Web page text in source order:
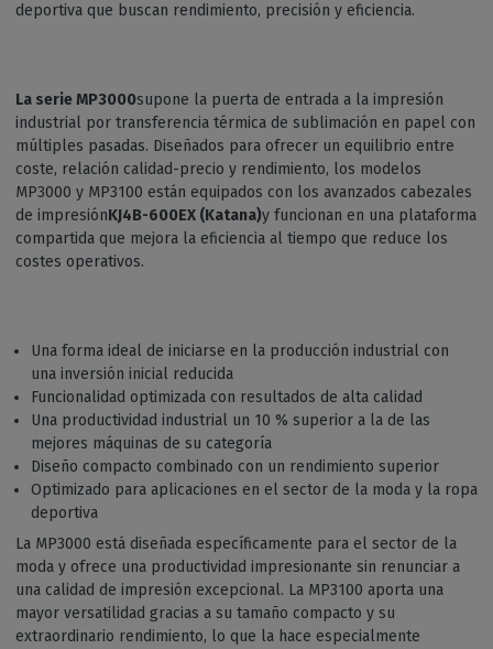
deportiva que buscan rendimiento, precisión y eficiencia.
La serie MP3000supone la puerta de entrada a la impresión
industrial por transferencia térmica de sublimación en papel con
múltiples pasadas. Diseñados para ofrecer un equilibrio entre
coste, relación calidad-precio y rendimiento, los modelos
MP3000 y MP3100 están equipados con los avanzados cabezales
de impresiónKJ4B-600EX (Katana)y funcionan en una plataforma
compartida que mejora la eficiencia al tiempo que reduce los
costes operativos.
Una forma ideal de iniciarse en la producción industrial con
una inversión inicial reducida
Funcionalidad optimizada con resultados de alta calidad
Una productividad industrial un 10 % superior a la de las
mejores máquinas de su categoría
Diseño compacto combinado con un rendimiento superior
Optimizado para aplicaciones en el sector de la moda y la ropa
deportiva
La MP3000 está diseñada específicamente para el sector de la
moda y ofrece una productividad impresionante sin renunciar a
una calidad de impresión excepcional. La MP3100 aporta una
mayor versatilidad gracias a su tamaño compacto y su
extraordinario rendimiento, lo que la hace especialmente